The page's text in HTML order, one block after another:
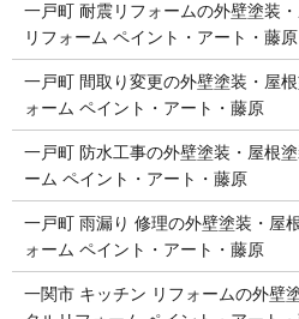
一戸町 耐震リフォームの外壁塗装
リフォーム ペイント・アート・藤原
一戸町 間取り変更の外壁塗装・屋
ォーム ペイント・アート・藤原
一戸町 防水工事の外壁塗装・屋根
ーム ペイント・アート・藤原
一戸町 雨漏り 修理の外壁塗装・屋
ォーム ペイント・アート・藤原
一関市 キッチン リフォームの外壁